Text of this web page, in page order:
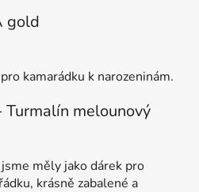
gold
5 hvězdiček.
kamarádku k narozeninám.
melounový
5 hvězdiček.
měly jako dárek pro
krásně zabalené a